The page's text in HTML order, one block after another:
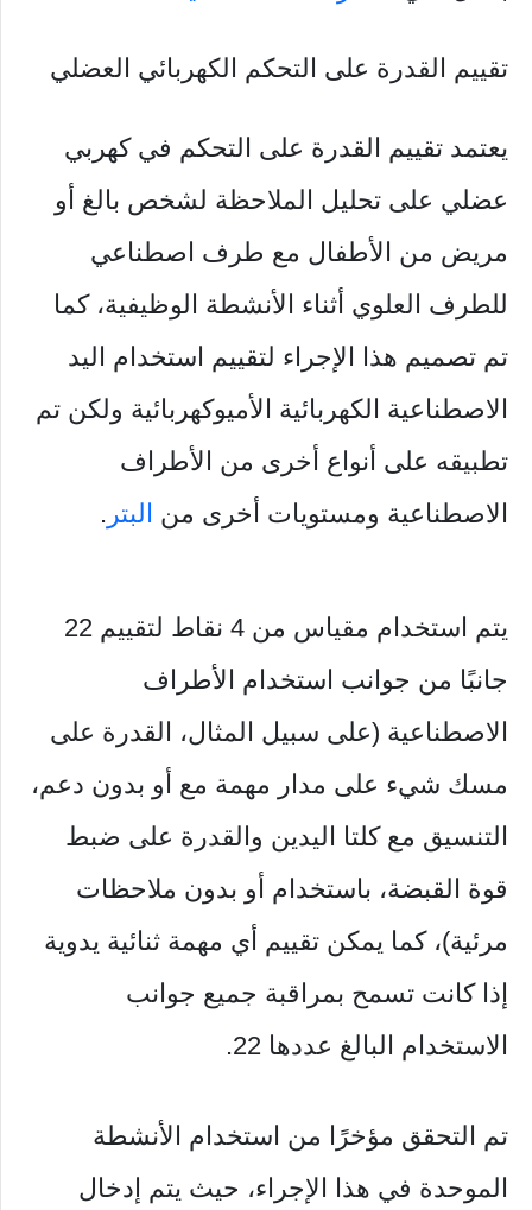
تقييم القدرة على التحكم الكهربائي العضلي
يعتمد تقييم القدرة على التحكم في كهربي
عضلي على تحليل الملاحظة لشخص بالغ أو
مريض من الأطفال مع طرف اصطناعي
للطرف العلوي أثناء الأنشطة الوظيفية، كما
تم تصميم هذا الإجراء لتقييم استخدام اليد
الاصطناعية الكهربائية الأميوكهربائية ولكن تم
تطبيقه على أنواع أخرى من الأطراف
الاصطناعية ومستويات أخرى من البتر .
يتم استخدام مقياس من 4 نقاط لتقييم 22
جانبًا من جوانب استخدام الأطراف
الاصطناعية (على سبيل المثال، القدرة على
مسك شيء على مدار مهمة مع أو بدون دعم،
التنسيق مع كلتا اليدين والقدرة على ضبط
قوة القبضة، باستخدام أو بدون ملاحظات
مرئية)، كما يمكن تقييم أي مهمة ثنائية يدوية
إذا كانت تسمح بمراقبة جميع جوانب
الاستخدام البالغ عددها 22.
تم التحقق مؤخرًا من استخدام الأنشطة
الموحدة في هذا الإجراء، حيث يتم إدخال